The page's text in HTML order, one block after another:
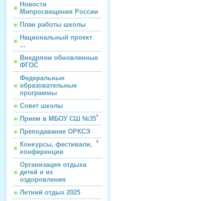
Новости
Мипросвещения России
План работы школы
Национальный проект
...
Внедряем обновленные
ФГОС
Федеральные
образовательные
программы
Совет школы
Прием в МБОУ СШ №35
Преподавание ОРКСЭ
Конкурсы, фестивали,
конференции
Организация отдыха
детей и их
оздоровления
Летний отдых 2025